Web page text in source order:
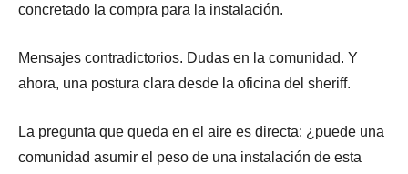
concretado la compra para la instalación.
Mensajes contradictorios. Dudas en la comunidad. Y
ahora, una postura clara desde la oficina del sheriff.
La pregunta que queda en el aire es directa: ¿puede una
comunidad asumir el peso de una instalación de esta